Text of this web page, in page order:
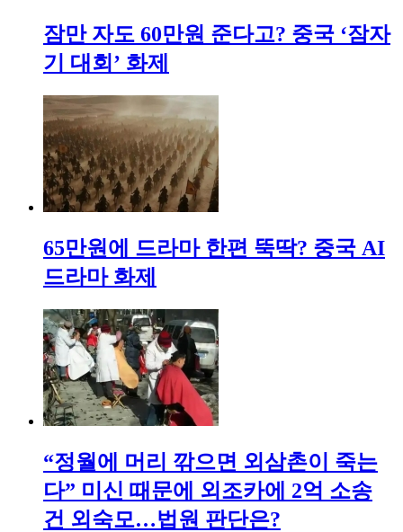
잠만 자도 60만원 준다고? 중국 ‘잠자
기 대회’ 화제
65만원에 드라마 한편 뚝딱? 중국 AI
드라마 화제
“정월에 머리 깎으면 외삼촌이 죽는
다” 미신 때문에 외조카에 2억 소송
건 외숙모…법원 판단은?